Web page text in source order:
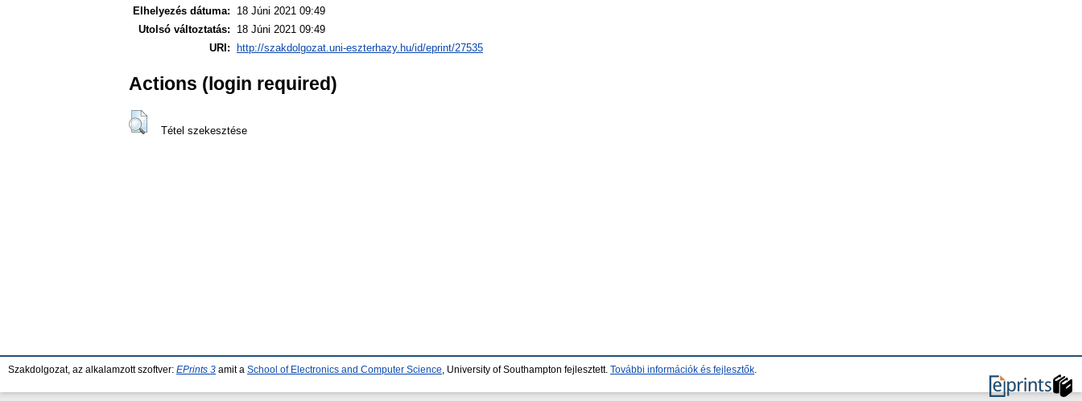
Elhelyezés dátuma:
18 Júni 2021 09:49
Utolsó változtatás:
18 Júni 2021 09:49
URI:
http://szakdolgozat.uni-eszterhazy.hu/id/eprint/27535
Actions (login required)
Tétel szekesztése
Szakdolgozat, az alkalamzott szoftver: EPrints 3 amit a School of Electronics and Computer Science , University of Southampton fejlesztett. További információk és fejlesztők